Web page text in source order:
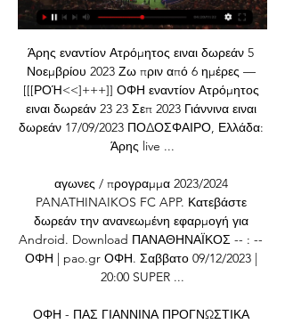
Άρης εναντίον Ατρόμητος ειναι δωρεάν 5
Νοεμβρίου 2023 Ζω πριν από 6 ημέρες —
[[[ΡΟΉ<<]+++]] ΟΦΗ εναντίον Ατρόμητος
ειναι δωρεάν 23 23 Σεπ 2023 Γιάννινα ειναι
δωρεάν 17/09/2023 ΠΟΔΟΣΦΑΙΡΟ, Ελλάδα:
Άρης live ...
αγωνες / προγραμμα 2023/2024
PANATHINAIKOS FC APP. Κατεβάστε
δωρεάν την ανανεωμένη εφαρμογή για
Android. Download ΠΑΝΑΘΗΝΑΪΚΟΣ -- : --
ΟΦΗ | pao.gr ΟΦΗ. Σαββατο 09/12/2023 |
20:00 SUPER ...
ΟΦΗ - ΠΑΣ ΓΙΑΝΝΙΝΑ ΠΡΟΓΝΩΣΤΙΚΑ